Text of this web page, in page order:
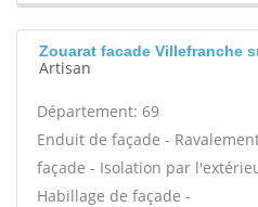
Zouarat facade Villefranche
Artisan
Département: 69
Enduit de façade -
façade - Isolation par
Habillage de façade -